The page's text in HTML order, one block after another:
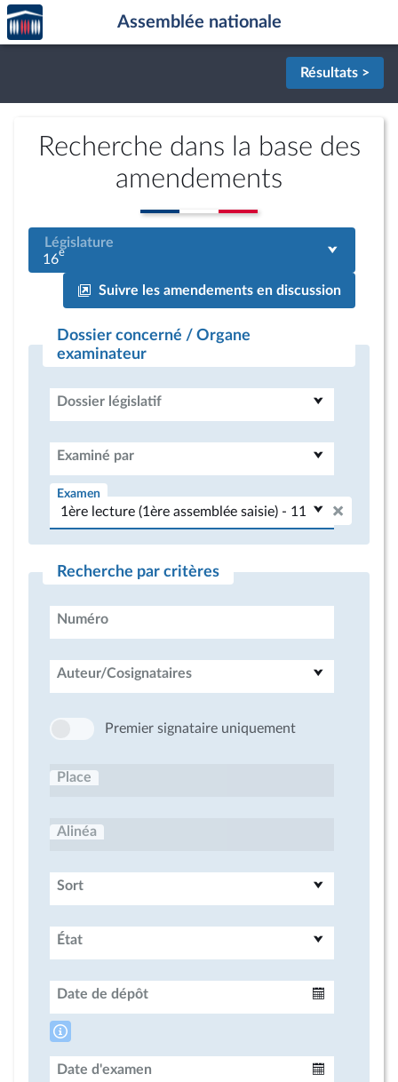
Aller au contenu
Aller en bas de la page
Accèder
à la
page
Assemblée nationale
Résultats >
Recherche dans la base des
amendements
Législature
16e
Suivre les amendements en discussion
Dossier concerné / Organe
examinateur
Dossier législatif
Examiné par
Examen
Recherche par critères
Numéro
Auteur/Cosignataires
Premier signataire uniquement
Place
Alinéa
Sort
État
Date de dépôt
Date d'examen